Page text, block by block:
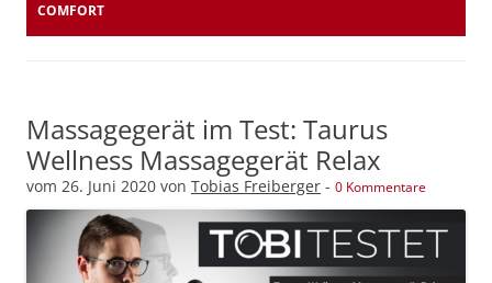
COMFORT
Massagegerät im Test: Taurus
Wellness Massagegerät Relax
vom 26. Juni 2020 von Tobias Freiberger - 0 Kommentare